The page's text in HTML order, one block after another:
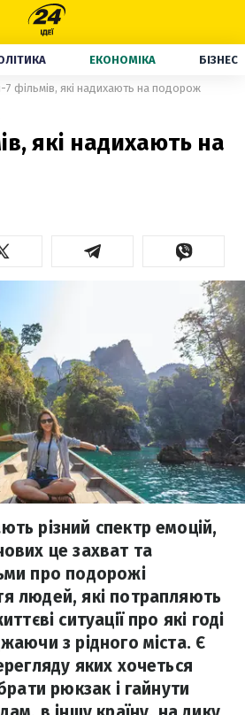
ЕКОНОМІКА БІЗНЕС
7 фільмів, які надихають на подорож
які надихають на
різний спектр емоцій,
це захват та
про подорожі
людей, які потрапляють
ситуації про які годі
з рідного міста. Є
яких хочеться
рюкзак і гайнути